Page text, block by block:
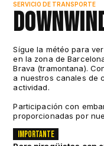
SERVICIO DE TRANSPORTE
Sígue la météo para
en la zona de
Brava (tramontana).
a nuestros canales de
actividad.
Participación con
proporcionadas por
Importante